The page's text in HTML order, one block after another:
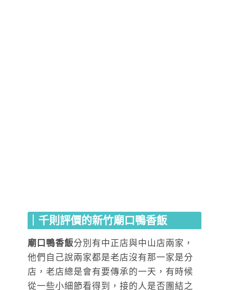
｜千則評價的新竹廟口鴨香飯
廟口鴨香飯分別有中正店與中山店兩家，
他們自己說兩家都是老店沒有那一家是分
店，老店總是會有要傳承的一天，有時候
從一些小細節看得到，接的人是否團結之